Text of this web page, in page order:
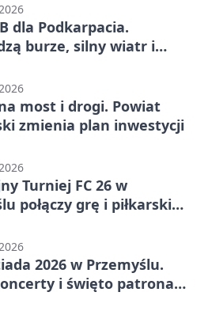
dla Podkarpacia.
burze, silny wiatr i
most i drogi. Powiat
zmienia plan inwestycji
Turniej FC 26 w
połączy grę i piłkarski
2026 w Przemyślu.
i święto patrona